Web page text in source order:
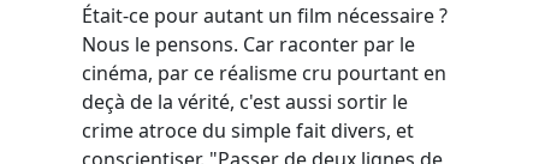
Était-ce pour autant un film nécessaire ?
Nous le pensons. Car raconter par le
cinéma, par ce réalisme cru pourtant en
deçà de la vérité, c'est aussi sortir le
crime atroce du simple fait divers, et